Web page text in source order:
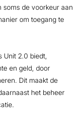
soms de voorkeur aan
om toegang te
Unit 2.0 biedt,
en geld, door
Dit maakt de
het beheer